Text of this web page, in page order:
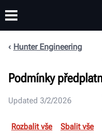
PRODUKTY PODPORA
Hunter Engineering
Podmínky
Updated 3/2/2026
Rozbalit vše Sbalit vše